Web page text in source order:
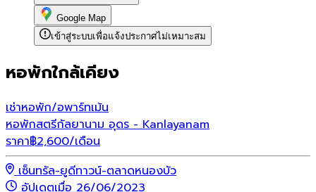
Google Map
เข้าสู่ระบบเพื่อแจ้งประกาศไม่เหมาะสม
หอพักใกล้เคียง
เช่าหอพัก/อพาร์ทเม้น
หอพักสตรีกัลยานาม อุดร - Kanlayanam
ราคา฿2,600/เดือน
เซ็นทรัล-ยูดีทาวน์-ตลาดหนองบัว
อัปเดตเมื่อ 26/06/2023